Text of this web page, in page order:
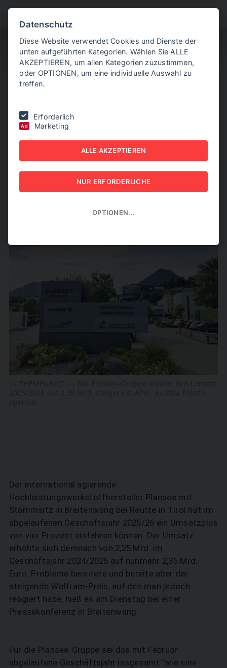
2025/2026 stieg auf 2,35 Mrd. Euro
PLANSEE-UMSATZ
2025/2026 STIEG AUF 2,35
MRD. EURO
Der international agierende
Hochleistungswerkstoffhersteller Plansee mit
Stammsitz in Breitenwang bei Reutte in Tirol hat im
abgelaufenen Geschäftsjahr 2025/26 ein Umsatzplus
von vier Prozent einfahren können. Der Umsatz
erhöhte sich demnach von 2,25 Mrd. im
Geschäftsjahr 2024/2025 auf nunmehr 2,35 Mrd.
Euro. Probleme bereitete und bereite aber der
steigende Wolfram-Preis, auf den man jedoch
reagiert habe, hieß es am Dienstag bei einer
Pressekonferenz in Breitenwang.
Für die Plansee-Gruppe sei das mit Februar
abgelaufene Geschäftsjahr insgesamt "wie eine
Datenschutz
Diese Website verwendet Cookies und Dienste der
unten aufgeführten Kategorien. Wählen Sie ALLE
AKZEPTIEREN, um allen Kategorien zuzustimmen,
oder OPTIONEN, um eine individuelle Auswahl zu
treffen.
Erforderlich
Ad Marketing
ALLE AKZEPTIEREN
NUR ERFORDERLICHE
OPTIONEN...